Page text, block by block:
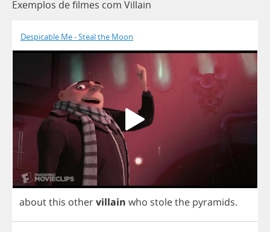
Exemplos de filmes com Villain
Despicable Me - Steal the Moon
aboutthis othervillain who stolethe pyramids.